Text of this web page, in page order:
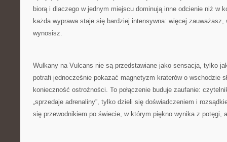
biorą i dlaczego w jednym miejscu dominują inne odcienie niż w
każda wyprawa staje się bardziej intensywna: więcej
wynosisz.
Wulkany na Vulcans nie są przedstawiane jako sensacja, tylko
potrafi jednocześnie pokazać magnetyzm kraterów o wschodzie
konieczność ostrożności. To połączenie buduje zaufanie:
„sprzedaje adrenaliny”, tylko dzieli się doświadczeniem i
się przewodnikiem po świecie, w którym piękno wynika z potęgi,